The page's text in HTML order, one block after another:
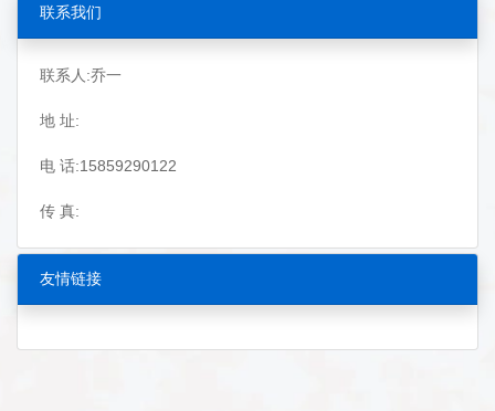
联系我们
联系人:乔一
地 址:
电 话:15859290122
传 真:
友情链接